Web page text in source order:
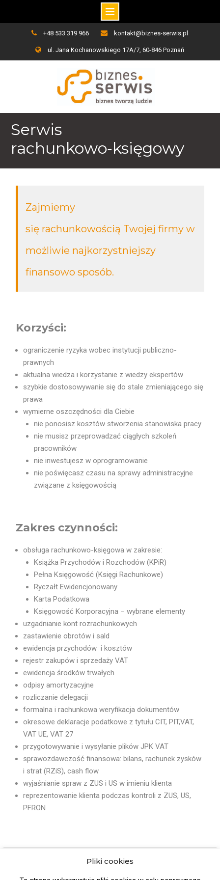
+48 533 319 966 kontakt@biznes-serwis.pl
ul. Jana Kochanowskiego 17A/7, 60-846 Poznań
Serwis
rachunkowo‑księgowy
Zajmiemy
się rachunkowością Twojej firmy w
możliwie najkorzystniejszy
finansowo sposób.
Korzyści:
ograniczenie ryzyka wobec instytucji publiczno-
prawnych
aktualna wiedza i korzystanie z wiedzy ekspertów
szybkie dostosowywanie się do stale zmieniającego się
prawa
wymierne oszczędności dla Ciebie
nie ponosisz kosztów stworzenia stanowiska pracy
nie musisz przeprowadzać ciągłych szkoleń
pracowników
nie inwestujesz w oprogramowanie
nie poświęcasz czasu na sprawy administracyjne
związane z księgowością
Zakres czynności:
obsługa rachunkowo-księgowa w zakresie:
Książka Przychodów i Rozchodów (KPiR)
Pełna Księgowość (Księgi Rachunkowe)
Ryczałt Ewidencjonowany
Karta Podatkowa
Księgowość Korporacyjna – wybrane elementy
uzgadnianie kont rozrachunkowych
zastawienie obrotów i sald
ewidencja przychodów i kosztów
rejestr zakupów i sprzedaży VAT
ewidencja środków trwałych
odpisy amortyzacyjne
rozliczanie delegacji
formalna i rachunkowa weryfikacja dokumentów
okresowe deklaracje podatkowe z tytułu CIT, PIT,VAT,
VAT UE, VAT 27
przygotowywanie i wysyłanie plików JPK VAT
sprawozdawczość finansowa: bilans, rachunek zysków
i strat (RZiS), cash flow
wyjaśnianie spraw z ZUS i US w imieniu klienta
reprezentowanie klienta podczas kontroli z ZUS, US,
PFRON
Pliki cookies